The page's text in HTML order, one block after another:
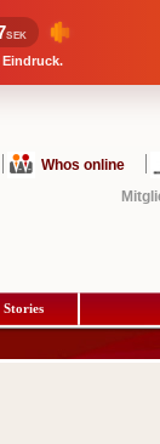
SEK
Whos online
Stories